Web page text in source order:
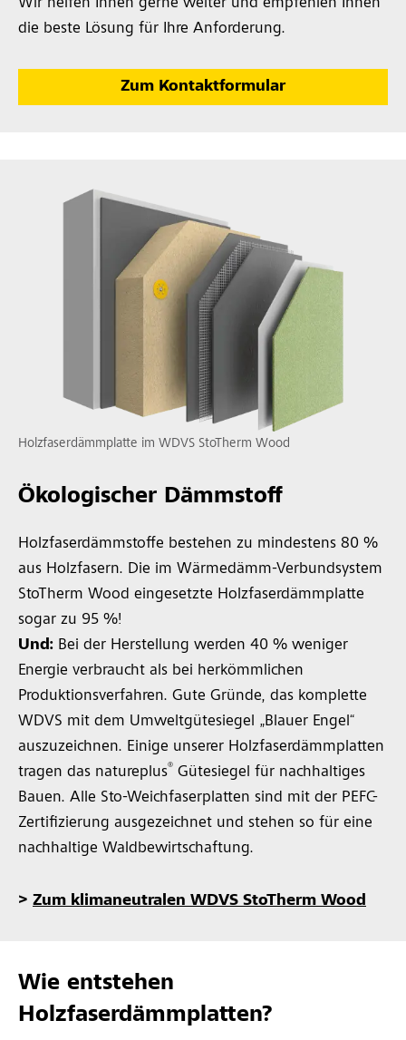
Wir helfen Ihnen gerne weiter und empfehlen Ihnen
die beste Lösung für Ihre Anforderung.
Zum Kontaktformular
Ökologischer Dämmstoff
Holzfaserdämmstoffe bestehen zu mindestens 80 %
aus Holzfasern. Die im Wärmedämm-Verbundsystem
StoTherm Wood eingesetzte Holzfaserdämmplatte
sogar zu 95 %!
Und: Bei der Herstellung werden 40 % weniger
Energie verbraucht als bei herkömmlichen
Produktionsverfahren. Gute Gründe, das komplette
WDVS mit dem Umweltgütesiegel „Blauer Engel“
auszuzeichnen. Einige unserer Holzfaserdämmplatten
tragen das natureplus® Gütesiegel für nachhaltiges
Bauen. Alle Sto-Weichfaserplatten sind mit der PEFC-
Zertifizierung ausgezeichnet und stehen so für eine
nachhaltige Waldbewirtschaftung.
> Zum klimaneutralen WDVS StoTherm Wood
Holzfaserdämmplatte im WDVS StoTherm Wood
Wie entstehen
Holzfaserdämmplatten?